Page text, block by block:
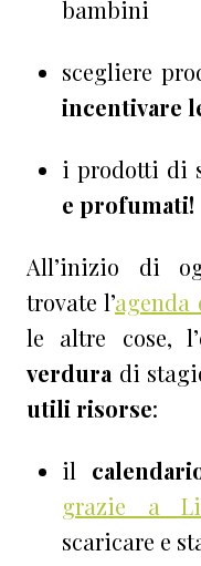
bambini
scegliere
incentivare
i prodotti di
e profumati!
All’inizio di
trovate l’agenda
le altre cose,
verdura di
utili risorse:
il
grazie a
scaricare e